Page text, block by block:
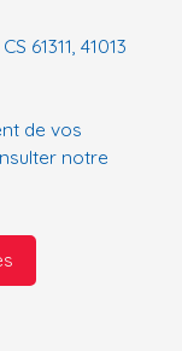
61311, 41013
de vos
notre